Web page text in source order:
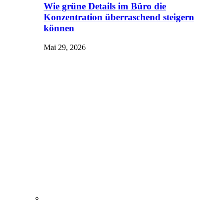
Wie grüne Details im Büro die
Konzentration überraschend steigern
können
Mai 29, 2026